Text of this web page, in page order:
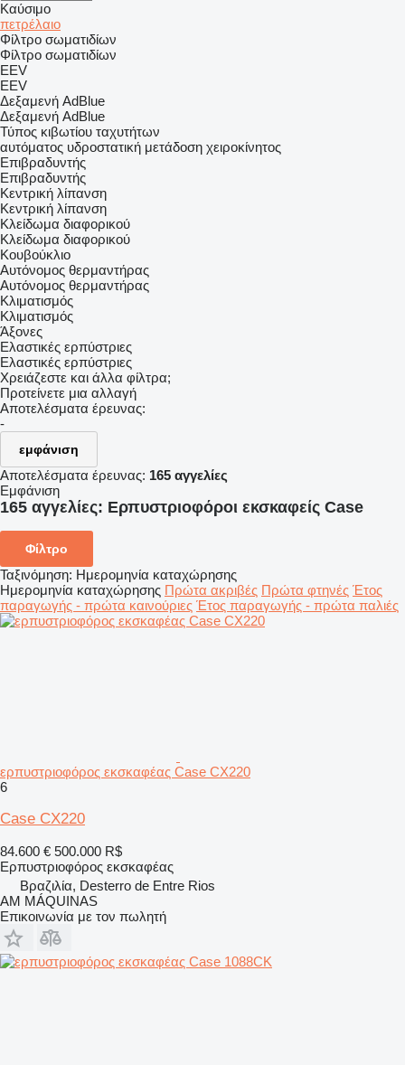
Καύσιμο
πετρέλαιο
Φίλτρο σωματιδίων
Φίλτρο σωματιδίων
EEV
EEV
Δεξαμενή AdBlue
Δεξαμενή AdBlue
Τύπος κιβωτίου ταχυτήτων
αυτόματος υδροστατική μετάδοση χειροκίνητος
Επιβραδυντής
Επιβραδυντής
Κεντρική λίπανση
Κεντρική λίπανση
Κλείδωμα διαφορικού
Κλείδωμα διαφορικού
Κουβούκλιο
Αυτόνομος θερμαντήρας
Αυτόνομος θερμαντήρας
Κλιματισμός
Κλιματισμός
Άξονες
Ελαστικές ερπύστριες
Ελαστικές ερπύστριες
Χρειάζεστε και άλλα φίλτρα;
Προτείνετε μια αλλαγή
Αποτελέσματα έρευνας:
-
εμφάνιση
Αποτελέσματα έρευνας: 165 αγγελίες
Εμφάνιση
165 αγγελίες: Ερπυστριοφόροι εκσκαφείς Case
Φίλτρο
Ταξινόμηση: Ημερομηνία καταχώρησης
Ημερομηνία καταχώρησης Πρώτα ακριβές Πρώτα φτηνές Έτος
παραγωγής - πρώτα καινούριες Έτος παραγωγής - πρώτα παλιές
ερπυστριοφόρος εκσκαφέας Case CX220
6
Case CX220
84.600 € 500.000 R$
Ερπυστριοφόρος εκσκαφέας
Βραζιλία, Desterro de Entre Rios
AM MÁQUINAS
Επικοινωνία με τον πωλητή